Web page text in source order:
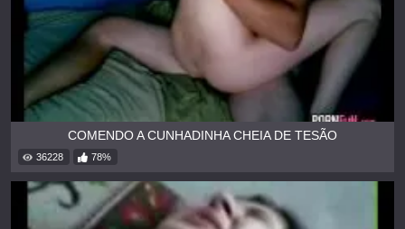
COMENDO A CUNHADINHA CHEIA DE TESÃO
36228 78%